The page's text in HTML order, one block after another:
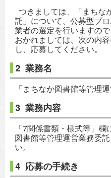
つきましては、「まちな
託」について、公募型プ
業者の選定を行いますの
おかれましては、次の内
し、応募してください。
2 業務名
「まちなか図書館等管理
3 業務内容
「7関係書類・様式等」
図書館等管理運営業務委
い。
4 応募の手続き